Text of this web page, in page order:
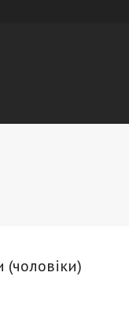
(чоловіки)